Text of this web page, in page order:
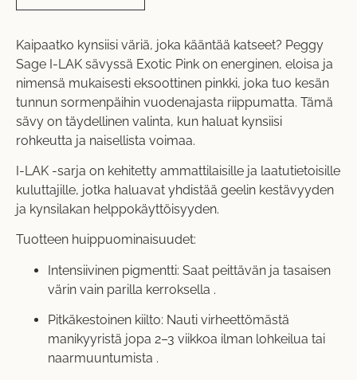
Kaipaatko kynsiisi väriä, joka kääntää katseet? Peggy
Sage I-LAK sävyssä Exotic Pink on energinen, eloisa ja
nimensä mukaisesti eksoottinen pinkki, joka tuo kesän
tunnun sormenpäihin vuodenajasta riippumatta. Tämä
sävy on täydellinen valinta, kun haluat kynsiisi
rohkeutta ja naisellista voimaa.
I-LAK -sarja on kehitetty ammattilaisille ja laatutietoisille
kuluttajille, jotka haluavat yhdistää geelin kestävyyden
ja kynsilakan helppokäyttöisyyden.
Tuotteen huippuominaisuudet:
Intensiivinen pigmentti: Saat peittävän ja tasaisen
värin vain parilla kerroksella .
Pitkäkestoinen kiilto: Nauti virheettömästä
manikyyristä jopa 2–3 viikkoa ilman lohkeilua tai
naarmuuntumista .